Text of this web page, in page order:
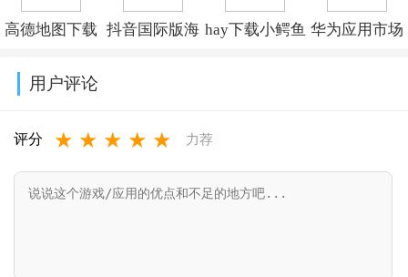
高德地图下载
v16.13.0.2011
抖音国际版海 hay下载小鳄鱼 华为应用市场
用户评论
评分 ★ ★ ★ ★ ★ 力荐